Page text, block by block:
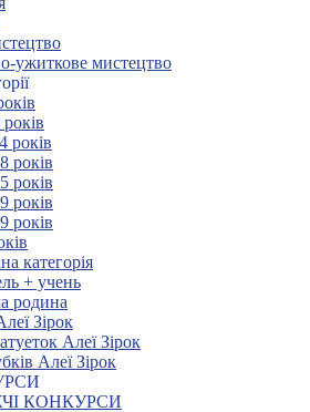
ужиткове мистецтво
років
років
років
років
років
категорія
+ учень
родина
Зірок
Алеї Зірок
Алеї Зірок
КОНКУРСИ